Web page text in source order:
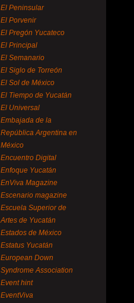
El Peninsular
El Porvenir
El Pregón Yucateco
El Principal
El Semanario
El Siglo de Torreón
El Sol de México
El Tiempo de Yucatán
El Universal
Embajada de la
República Argentina en
México
Encuentro Digital
Enfoque Yucatán
EnViva Magazine
Escenario magazine
Escuela Superior de
Artes de Yucatán
Estados de México
Estatus Yucatán
European Down
Syndrome Association
Event hint
EventViva